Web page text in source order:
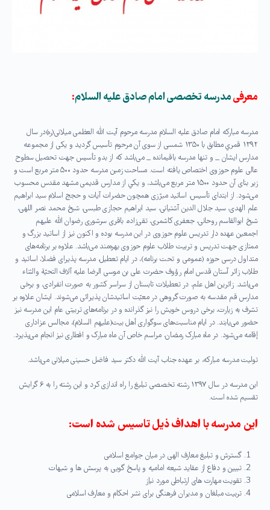
معرفیمدرسه تخصصی امام صادق علیه السلام:
مدرسه مبارکه امام صادق عليه السلام مدرسه مرحوم آيت اللّه العظمى ميلانى(ره)در سال
۱۳۹۲ قمري مطابق با ۱۳۵۰ شمسى از سوى آن مرحوم تأسيس گرديد و يکى از مجموعه
مدارس ايشان _ و تنها مدرسه باقيمانده _ مى‌باشد که از بدو تأسيس جهت تحصيل سطوح
عالى علوم حوزوى اختصاص يافته است. مساحت زمين مدرسه حدود ۵۰۰ متر مربع است و
زير بناى آن حدود ۱۵۰۰ متر مربع مى‌باشد، و يکي از مدارس قديمى مشهد مقدس محسوب
مى‌شود. از ابتداى تأسيس، اساتيد مبرّزى همچون حضرات آيات و حجج اسلام سيد ابراهيم
علم الهدى، سيد جلال الدين آشتيانى، سيد ابراهيم حجازى طبسى، شيخ محمد نصر اللهى،
شيخ ابوالقاسم روحانى، جعفرى کاشمرى، تقى‌زاده، باقرى سرشورى رضوان الله عليهم
اجمعين عهده دار تدريس علوم حوزوى در اين مدرسه بوده و اکنون نيز از اساتيد بزرگ و
ممتازى جهت تدريس و تربيت طلاب علوم حوزوى بهره‌مند مى‌باشد. علاوه بر برنامه‌هاى
متداول درسى حوزه (عمومى و تحت برنامه)، در ايام تعطيل، مدرسه پذيراى فضلا، اساتيد و
طلاب زائر آستان قدس امام رؤوف حضرت على بن موسى الرضا عليه آلاف التحيّة والثناء
مى‌باشد. زائرين اهل علم، در تعطيلات تابستان از سراسر کشور به صورت انفرادى، و برخى
مدارس قم مقدسه به صورت گروهى در معيّت اساتيدشان پذيرائى مى‌شوند. ايشان علاوه بر
تشرف به زيارت، برخى دروس خويش را نيز گذرانده و در برنامه‌هاى تربيتى عام اين مدرسه نيز
حضور مى‌يابند. در ايام مناسبت‌هاى سوگوارى أهل بيت(عليهم السلام)، مجالس عزادارى
إقامه مى‌شود. در ماه مبارک رمضان، مراسم خاص آن ماه مبارک و افطارى نيز انجام مى‌پذيرد.
توليت مدرسه مبارکه، بر عهده جناب آيت الله دکتر سيد فاضل حسينى ميلانى مى‌باشد.
این مدرسه در سال ۱۳۹۷ رشته تخصصی تبلیغ را راه اندازی کرد و این رشته را به ۶ گرایش
تقسیم شده است.
این مدرسه با اهداف ذیل تاسیس شده است:
گسترش و تبلیغ معارف الهی در میان جوامع اسلامی
تبیین و دفاع از عقاید شیعه امامیه و پاسخ گویی به پرسش ها و شبهات
تقویت مهارت های ارتباطی مورد نیاز
تربیت مبلغان و مدیران فرهنگی برای نشر احکام و معارف اسلامی